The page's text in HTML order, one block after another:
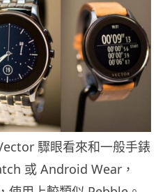
驟眼看來和一般手錶
或 Android Wear，